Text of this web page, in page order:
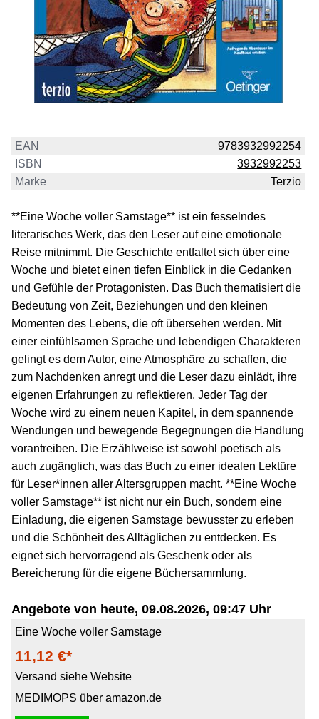
EAN
9783932992254
ISBN
3932992253
Marke
Terzio
**Eine Woche voller Samstage** ist ein fesselndes
literarisches Werk, das den Leser auf eine emotionale
Reise mitnimmt. Die Geschichte entfaltet sich über eine
Woche und bietet einen tiefen Einblick in die Gedanken
und Gefühle der Protagonisten. Das Buch thematisiert die
Bedeutung von Zeit, Beziehungen und den kleinen
Momenten des Lebens, die oft übersehen werden. Mit
einer einfühlsamen Sprache und lebendigen Charakteren
gelingt es dem Autor, eine Atmosphäre zu schaffen, die
zum Nachdenken anregt und die Leser dazu einlädt, ihre
eigenen Erfahrungen zu reflektieren. Jeder Tag der
Woche wird zu einem neuen Kapitel, in dem spannende
Wendungen und bewegende Begegnungen die Handlung
vorantreiben. Die Erzählweise ist sowohl poetisch als
auch zugänglich, was das Buch zu einer idealen Lektüre
für Leser*innen aller Altersgruppen macht. **Eine Woche
voller Samstage** ist nicht nur ein Buch, sondern eine
Einladung, die eigenen Samstage bewusster zu erleben
und die Schönheit des Alltäglichen zu entdecken. Es
eignet sich hervorragend als Geschenk oder als
Bereicherung für die eigene Büchersammlung.
Angebote von heute, 09.08.2026, 09:47 Uhr
Eine Woche voller Samstage
11,12 €*
Versand siehe Website
MEDIMOPS über amazon.de